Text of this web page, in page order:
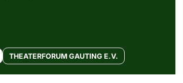
THEATERFORUM GAUTING E.V.